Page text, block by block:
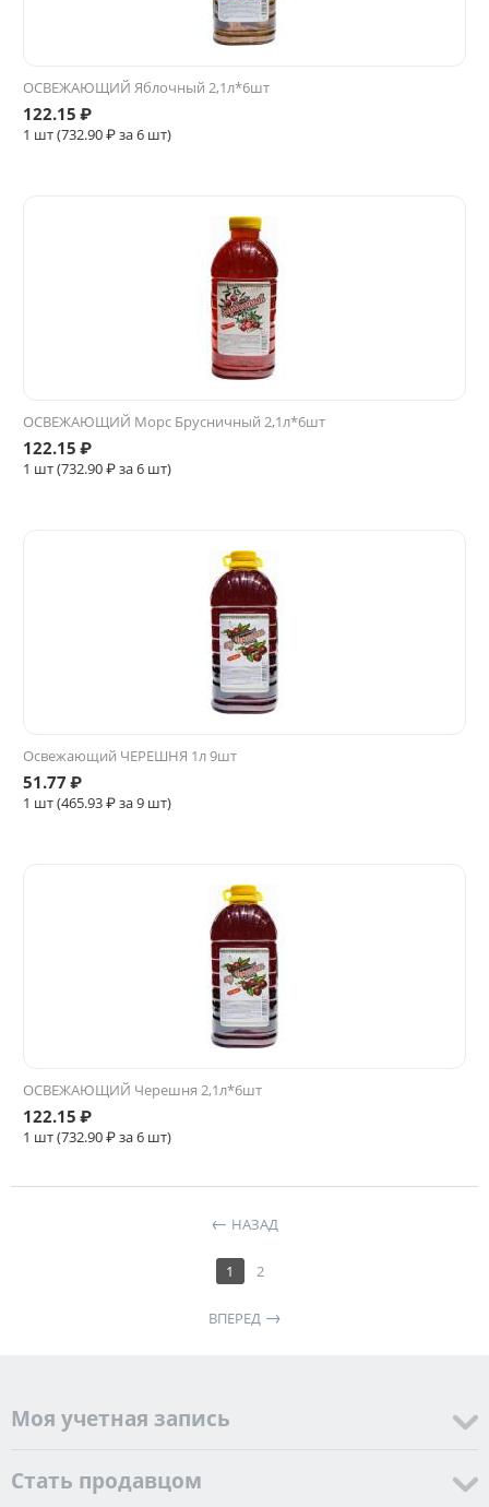
ОСВЕЖАЮЩИЙ Яблочный 2,1л*6шт
122.15 ₽
1 шт (732.90₽ за 6 шт)
ОСВЕЖАЮЩИЙ Морс Брусничный 2,1л*6шт
122.15 ₽
1 шт (732.90₽ за 6 шт)
Освежающий ЧЕРЕШНЯ 1л 9шт
51.77 ₽
1 шт (465.93₽ за 9 шт)
ОСВЕЖАЮЩИЙ Черешня 2,1л*6шт
122.15 ₽
1 шт (732.90₽ за 6 шт)
НАЗАД
1 2
ВПЕРЕД
Моя учетная запись
Стать продавцом